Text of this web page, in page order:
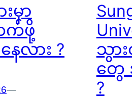
မှာ
က်ဖို့
လား ?
—
သွာ
တွေ
?